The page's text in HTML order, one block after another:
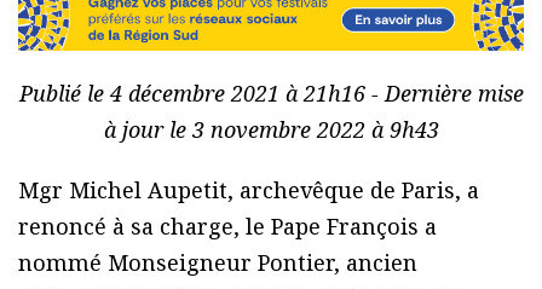
Publié le 4 décembre 2021 à 21h16 - Dernière mise
à jour le 3 novembre 2022 à 9h43
Mgr Michel Aupetit, archevêque de Paris, a
renoncé à sa charge, le Pape François a
nommé Monseigneur Pontier, ancien